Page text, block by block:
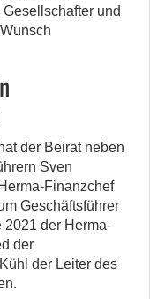
und
der Beirat neben
Sven
Finanzchef
Geschäftsführer
2021 der Herma-
der
der Leiter des